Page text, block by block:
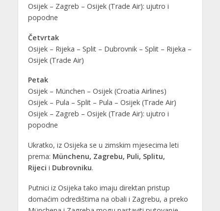
Osijek – Zagreb – Osijek (Trade Air): ujutro i
popodne
Četvrtak
Osijek – Rijeka – Split – Dubrovnik – Split – Rijeka –
Osijek (Trade Air)
Petak
Osijek – München – Osijek (Croatia Airlines)
Osijek – Pula – Split – Pula – Osijek (Trade Air)
Osijek – Zagreb – Osijek (Trade Air): ujutro i
popodne
Ukratko, iz Osijeka se u zimskim mjesecima leti
prema: Münchenu, Zagrebu, Puli, Splitu,
Rijeci i Dubrovniku.
Putnici iz Osijeka tako imaju direktan pristup
domaćim odredištima na obali i Zagrebu, a preko